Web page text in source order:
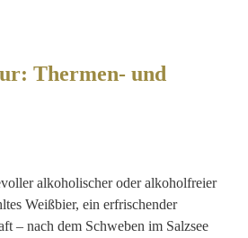
Thermen- und
alkoholischer oder alkoholfreier
Weißbier, ein erfrischender
– nach dem Schweben im Salzsee